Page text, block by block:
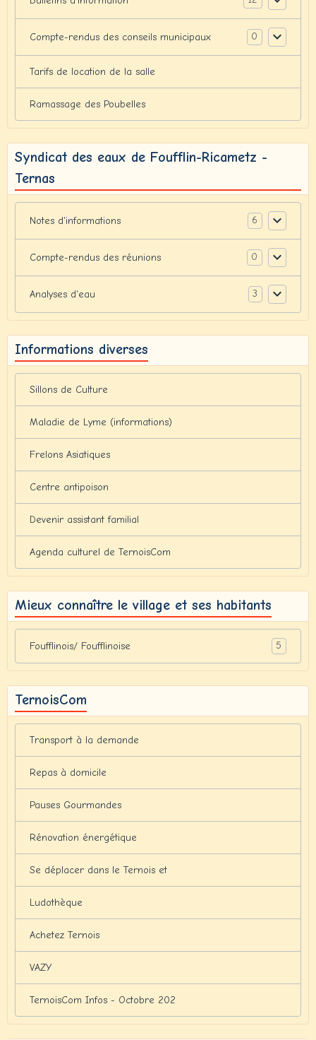
Compte-rendus des conseils municipaux 0
Tarifs de location de la salle
Ramassage des Poubelles
Syndicat des eaux de Foufflin-Ricametz -
Ternas
Notes d'informations 6
Compte-rendus des réunions 0
Analyses d'eau 3
Informations diverses
Sillons de Culture
Maladie de Lyme (informations)
Frelons Asiatiques
Centre antipoison
Devenir assistant familial
Agenda culturel de TernoisCom
Mieux connaître le village et ses habitants
Foufflinois/ Foufflinoise 5
TernoisCom
Transport à la demande
Repas à domicile
Pauses Gourmandes
Rénovation énergétique
Se déplacer dans le Ternois et
Ludothèque
Achetez Ternois
VAZY
TernoisCom Infos - Octobre 202